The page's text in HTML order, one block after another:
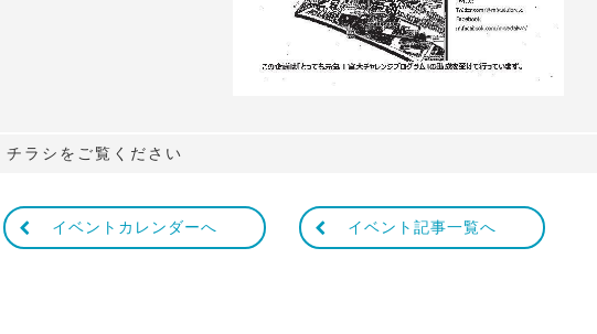
チラシをご覧ください
イベントカレンダーへ イベント記事一覧へ